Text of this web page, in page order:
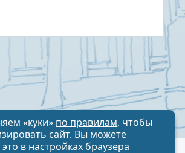
«куки» по правилам, чтобы
сайт. Вы можете
в настройках браузера